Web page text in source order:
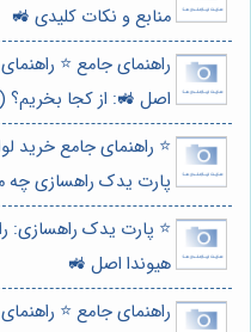
منابع و نکات کلیدی 🚜
راهنمای جامع ⭐️
اصل 🚜: از کجا
⭐️ راهنمای جامع خرید
پارت یدک راهسازی چه
⭐️ پارت یدک راهسازی:
هیوندا اصل 🚜
راهنمای جامع ⭐️